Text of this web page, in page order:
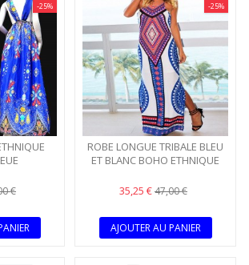
-25%
€
-25%
ROBE LONGUE TRIBALE BLEU
ET BLANC BOHO ETHNIQUE
35,25 €47,00 €
AJOUTER AU PANIER